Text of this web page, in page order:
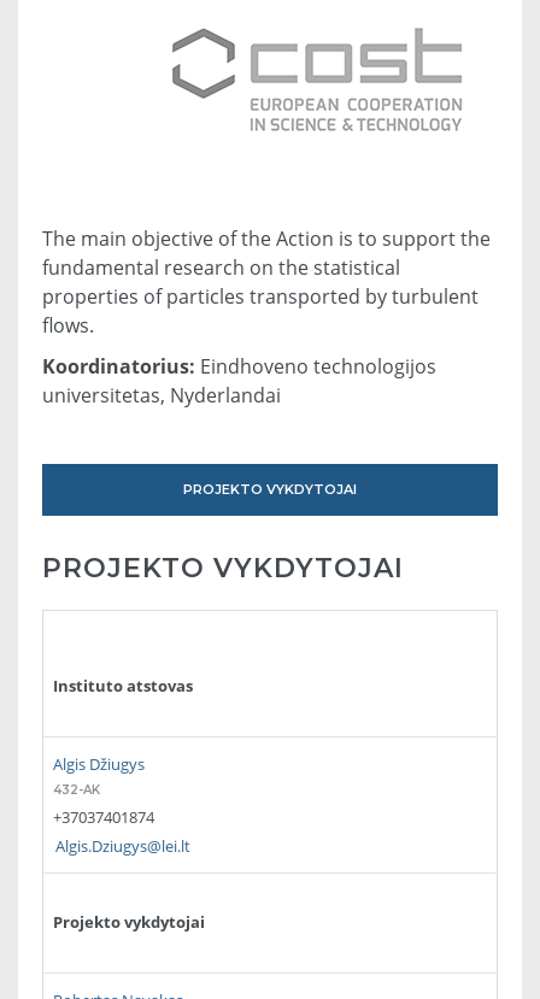
The main objective of the Action is to support the
fundamental research on the statistical
properties of particles transported by turbulent
flows.
Koordinatorius: Eindhoveno technologijos
universitetas, Nyderlandai
PROJEKTO VYKDYTOJAI
PROJEKTO VYKDYTOJAI
Instituto atstovas
Algis Džiugys
432-AK
+37037401874
Algis.Dziugys@lei.lt
Projekto vykdytojai